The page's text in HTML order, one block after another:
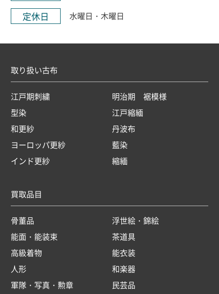
定休日 水曜日・木曜日
取り扱い古布
江戸期刺繍
明治期 裾模様
型染
江戸縮緬
和更紗
丹波布
ヨーロッパ更紗
藍染
インド更紗
縮緬
買取品目
骨董品
浮世絵・錦絵
能面・能装束
茶道具
高級着物
能衣装
人形
和楽器
軍隊・写真・勲章
民芸品